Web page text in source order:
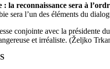
la reconnaissance sera à
sera l’un des éléments du
conjointe avec la présidente
et irréaliste. (Željko